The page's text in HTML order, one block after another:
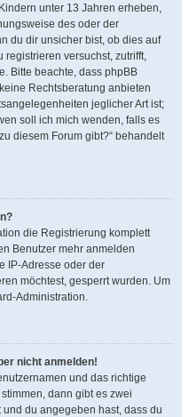
unter 13 Jahren erheben,
des oder der
du dir unsicher bist, ob dies auf
registrieren versuchst, zutrifft,
Bitte beachte, dass phpBB
Rechtsberatung anbieten
jeglicher Art ist;
soll ich mich wenden, falls es
diesem Forum gibt?“ behandelt
die Registrierung komplett
Benutzer mehr anmelden
IP-Adresse oder der
möchtest, gesperrt wurden. Um
Administration.
nicht anmelden!
und das richtige
dann gibt es zwei
und du angegeben hast, dass du